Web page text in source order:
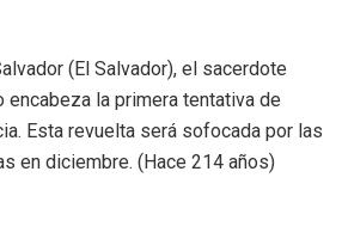
(El Salvador), el sacerdote
la primera tentativa de
Esta revuelta será sofocada por las
en diciembre. (Hace 214 años)